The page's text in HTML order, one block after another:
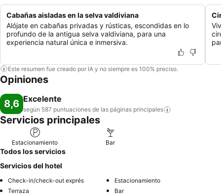
Cabañas aisladas en la selva valdiviana
Alójate en cabañas privadas y rústicas, escondidas en lo
profundo de la antigua selva valdiviana, para una
experiencia natural única e inmersiva.
Este resumen fue creado por IA y no siempre es 100% preciso.
Opiniones
8,6 Excelente
según 587 puntuaciones de las páginas principales
Servicios principales
Estacionamiento Bar
Todos los servicios
Servicios del hotel
Check-in/check-out exprés
Estacionamiento
Terraza
Bar